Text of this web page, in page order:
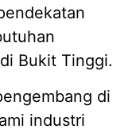
Bukit Tinggi.
di
industri